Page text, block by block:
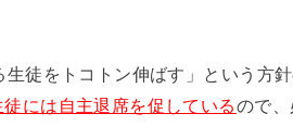
生徒をトコトン伸ばす」という方
には自主退席を促しているので